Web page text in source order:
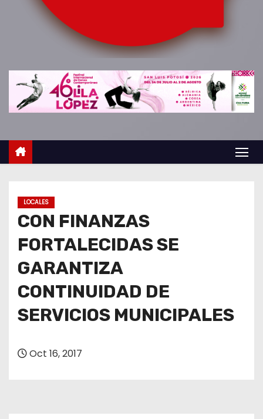
LOCALES
CON FINANZAS
FORTALECIDAS SE
GARANTIZA
CONTINUIDAD DE
SERVICIOS MUNICIPALES
Oct 16, 2017